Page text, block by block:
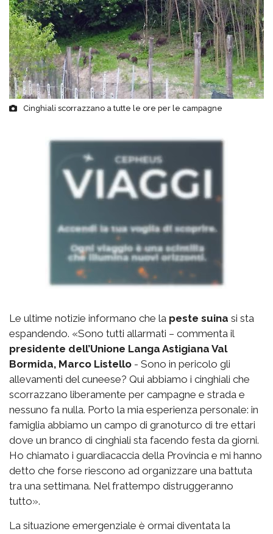
Cinghiali scorrazzano a tutte le ore per le campagne
Le ultime notizie informano che la peste suina si sta
espandendo. «Sono tutti allarmati – commenta il
presidente dell’Unione Langa Astigiana Val
Bormida, Marco Listello - Sono in pericolo gli
allevamenti del cuneese? Qui abbiamo i cinghiali che
scorrazzano liberamente per campagne e strada e
nessuno fa nulla. Porto la mia esperienza personale: in
famiglia abbiamo un campo di granoturco di tre ettari
dove un branco di cinghiali sta facendo festa da giorni.
Ho chiamato i guardiacaccia della Provincia e mi hanno
detto che forse riescono ad organizzare una battuta
tra una settimana. Nel frattempo distruggeranno
tutto».
La situazione emergenziale è ormai diventata la